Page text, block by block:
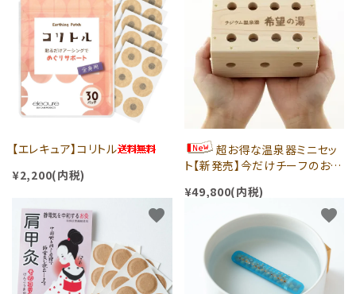
サプリメント
目的で探す
お得なセット
体にあてるグッズ
ペットに使用できるグッズ
読み物
【エレキュア】コリトル
¥2,200(内税)
超お得な温泉器ミニセッ
ト【新発売】今だけチーフのおま
¥49,800(内税)
favorite favorite